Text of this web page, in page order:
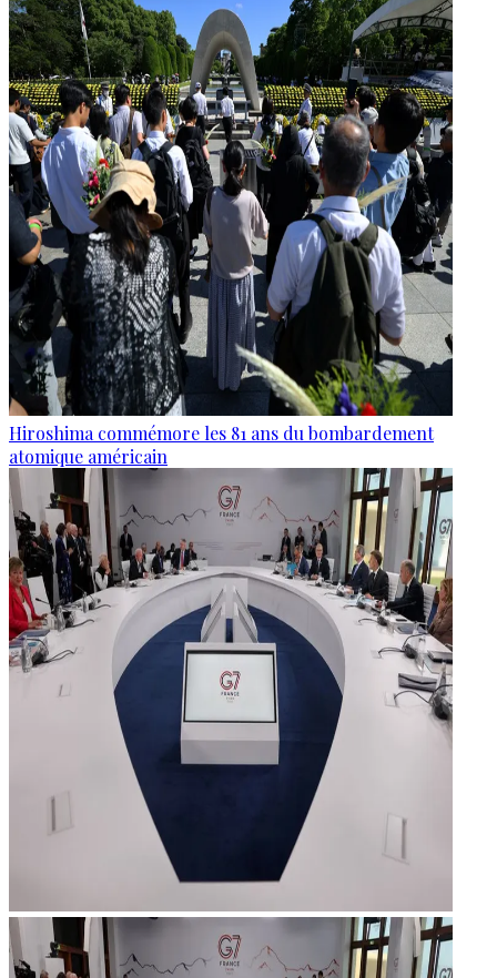
Hiroshima commémore les 81 ans du bombardement
atomique américain